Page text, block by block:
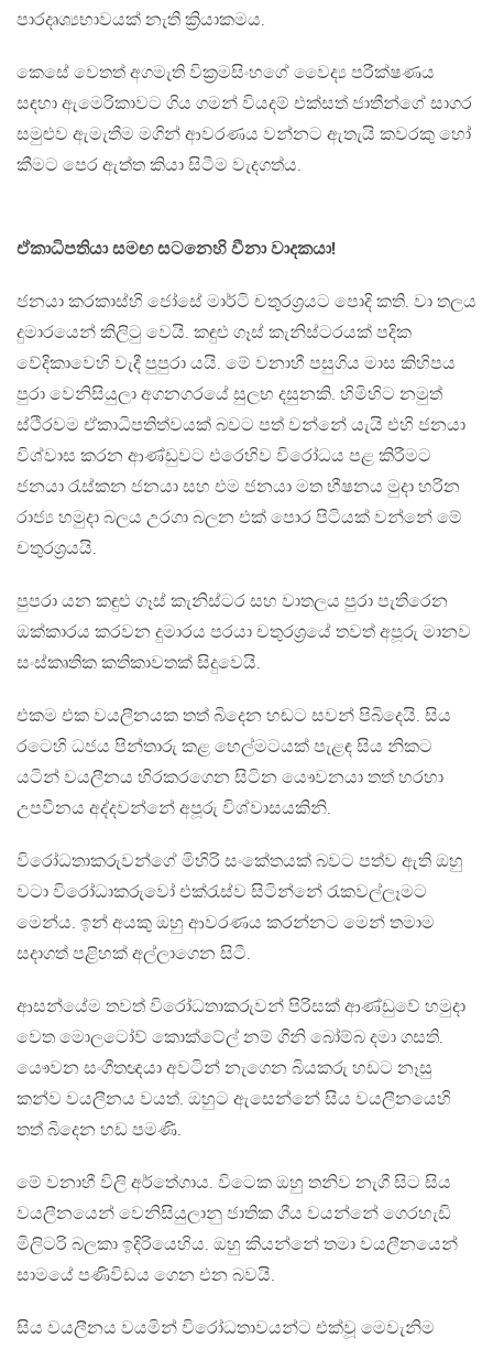
පාරදෘශ්‍යභාවයක් නැති ක්‍රියාකමය.
කෙසේ වෙතත් අගමැති වික්‍රමසිංහගේ වෛද්‍ය පරීක්ෂණය
සඳහා ඇමෙරිකාවට ගිය ගමන් වියදම් එක්සත් ජාතීන්ගේ සාගර
සමුළුව ඇමැතීම මගින් ආවරණය වන්නට ඇතැයි කවරකු හෝ
කීමට පෙර ඇත්ත කියා සිටීම වැදගත්ය.
ඒකාධිපතියා සමඟ සටනෙහි වීනා වාදකයා!
ජනයා කරකාස්හි ජෝසේ මාර්ටි චතුරශ්‍රයට පොදි කති. වා තලය
දුමාරයෙන් කිලිටු වෙයි. කඳුළු ගෑස් කැනිස්ටරයක් පදික
වේදිකාවෙහි වැදී පුපුරා යයි. මේ වනාහී පසුගිය මාස කිහිපය
පුරා වෙනිසියුලා අගනගරයේ සුලභ දසුනකි. හිමිහිට නමුත්
ස්ථිරවම ඒකාධිපතිත්වයක් බවට පත් වන්නේ යැයි එහි ජනයා
විශ්වාස කරන ආණ්ඩුවට එරෙහිව විරෝධය පළ කිරීමට
ජනයා රැස්කන ජනයා සහ එම ජනයා මත භීෂනය මුදා හරින
රාජ්‍ය හමුදා බලය උරගා බලන එක් පොර පිටියක් වන්නේ මේ
චතුරශ්‍රයයි.
පුපරා යන කඳුළු ගෑස් කැනිස්ටර සහ වාතලය පුරා පැතිරෙන
ඔක්කාරය කරවන දුමාරය පරයා චතුරශ්‍රයේ තවත් අපූරු මානව
සංස්කෘතික කතිකාවතක් සිදුවෙයි.
එකම එක වයලීනයක තත් බිදෙන හඬට සවන් පිබිදෙයි. සිය
රටෙහි ධජය පින්තාරු කළ හෙල්මටයක් පැළඳ සිය නිකට
යටින් වයලීනය හිරකරගෙන සිටින යෞවනයා තත් හරහා
උපවීනය අද්දවන්නේ අපූරු විශ්වාසයකිනි.
විරෝධතාකරුවන්ගේ මිහිරි සංකේතයක් බවට පත්ව ඇති ඔහු
වටා විරෝධාකරුවෝ එක්රැස්ව සිටින්නේ රැකවල්ලෑමට
මෙන්ය. ඉන් අයකු ඔහු ආවරණය කරන්නට මෙන් තමාම
සදාගත් පළිහක් අල්ලාගෙන සිටී.
ආසන්යේම තවත් විරෝධතාකරුවන් පිරිසක් ආණ්ඩුවේ හමුදා
වෙත මොලටෝව් කොක්ටේල් නම් ගිනි බෝම්බ දමා ගසති.
යෞවන සංගීතඥයා අවටින් නැගෙන බියකරු හඩට නෑසු
කන්ව වයලීනය වයත්. ඔහුට ඇසෙන්නේ සිය වයලීනයෙහි
තත් බිදෙන හඩ පමණි.
මේ වනාහී විලි අර්තේගාය. විටෙක ඔහු තනිව නැගී සිට සිය
වයලීනයෙන් වෙනිසියුලානු ජාතික ගීය වයන්නේ ගෙරහැඩි
මිලිටරි බලකා ඉදිරියෙහිය. ඔහු කියන්නේ තමා වයලීනයෙන්
සාමයේ පණිවිඩය ගෙන එන බවයි.
සිය වයලීනය වයමින් විරෝධතාවයන්ට එක්වූ මෙවැනිම